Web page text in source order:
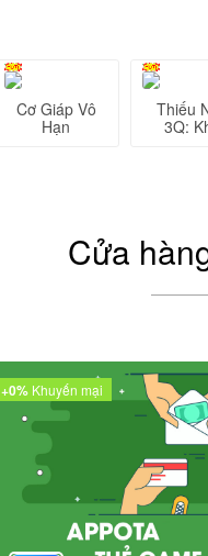
Cơ Giáp Vô
Hạn
Thiếu
3Q:
Cửa
+0% Khuyến mại